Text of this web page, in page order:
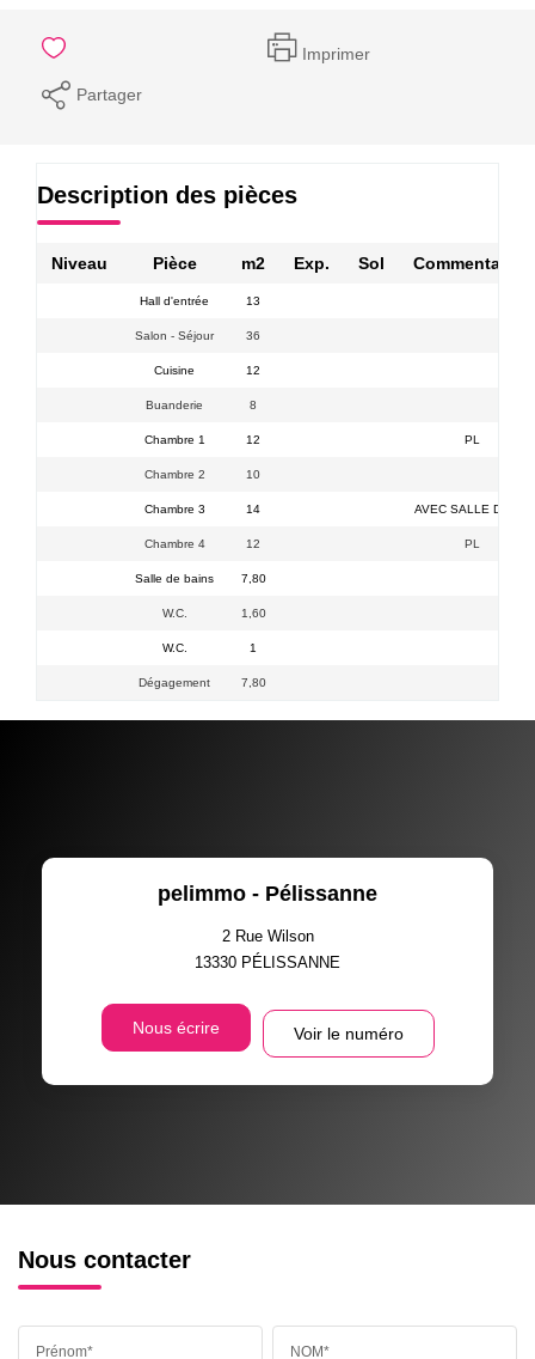
Imprimer
Partager
Description des pièces
Niveau Pièce m2 Exp. Sol Commentaires
Hall d'entrée 13
Salon - Séjour 36
Cuisine 12
Buanderie 8
Chambre 1 12 PL
Chambre 2 10
Chambre 3 14 AVEC SALLE D EAU
Chambre 4 12 PL
Salle de bains 7,80
W.C. 1,60
W.C. 1
Dégagement 7,80
pelimmo - Pélissanne
2 Rue Wilson
13330 PÉLISSANNE
Nous écrire Voir le numéro
Nous contacter
Prénom* NOM*